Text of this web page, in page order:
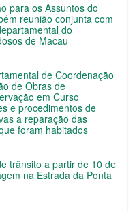
para os Assuntos do
reunião conjunta com
do
de Macau
de Coordenação
de Obras de
em Curso
e procedimentos de
a reparação das
foram habitados
trânsito a partir de 10 de
na Estrada da Ponta